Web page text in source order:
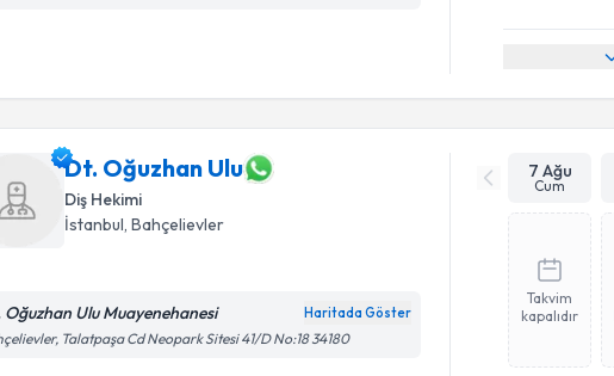
Dt. Oğuzhan Ulu
Diş Hekimi
İstanbul , Bahçelievler
Oğuzhan Ulu Muayenehanesi Haritada Göster
Talatpaşa Cd Neopark Sitesi 41/D No:18 34180
7 Ağu
Cum
Takvim
kapalıdır